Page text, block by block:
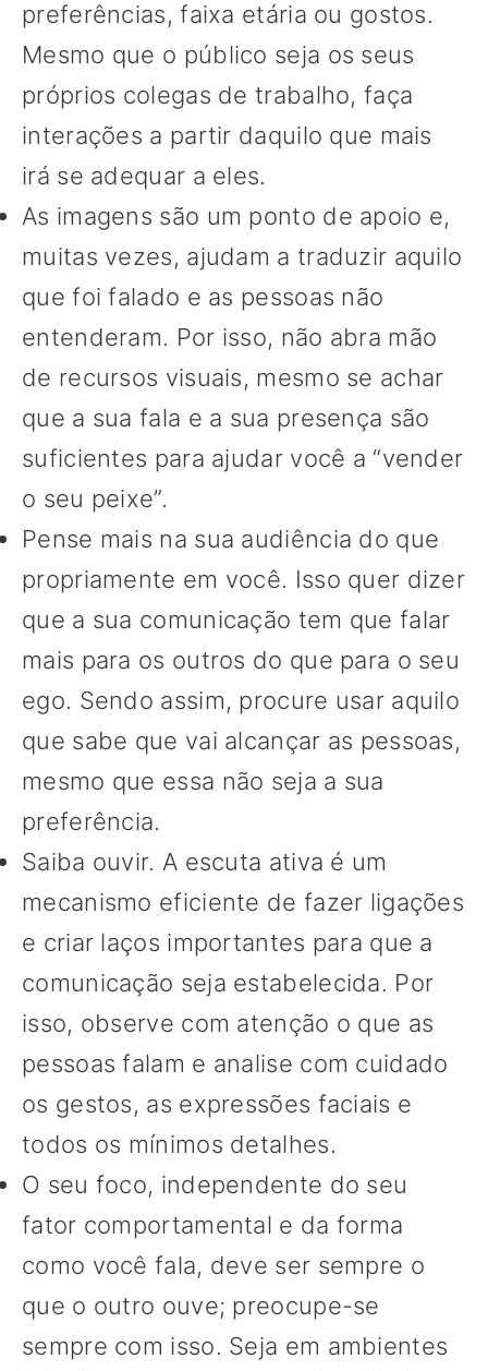
preferências, faixa etária ou gostos.
Mesmo que o público seja os seus
próprios colegas de trabalho, faça
interações a partir daquilo que mais
irá se adequar a eles.
As imagens são um ponto de apoio e,
muitas vezes, ajudam a traduzir aquilo
que foi falado e as pessoas não
entenderam. Por isso, não abra mão
de recursos visuais, mesmo se achar
que a sua fala e a sua presença são
suficientes para ajudar você a “vender
o seu peixe”.
Pense mais na sua audiência do que
propriamente em você. Isso quer dizer
que a sua comunicação tem que falar
mais para os outros do que para o seu
ego. Sendo assim, procure usar aquilo
que sabe que vai alcançar as pessoas,
mesmo que essa não seja a sua
preferência.
Saiba ouvir. A escuta ativa é um
mecanismo eficiente de fazer ligações
e criar laços importantes para que a
comunicação seja estabelecida. Por
isso, observe com atenção o que as
pessoas falam e analise com cuidado
os gestos, as expressões faciais e
todos os mínimos detalhes.
O seu foco, independente do seu
fator comportamental e da forma
como você fala, deve ser sempre o
que o outro ouve; preocupe-se
sempre com isso. Seja em ambientes